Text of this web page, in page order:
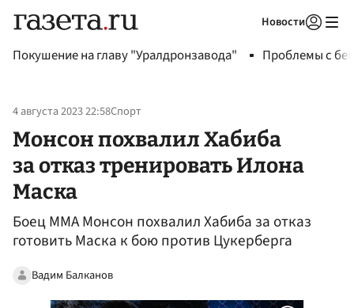
Новости
Покушение на главу "Уралдронзавода" Проблемы с
4 августа 2023 22:58Спорт
Монсон похвалил Хабиба
за отказ тренировать Илона
Маска
Боец ММА Монсон похвалил Хабиба за отказ
готовить Маска к бою против Цукерберга
Вадим Балканов